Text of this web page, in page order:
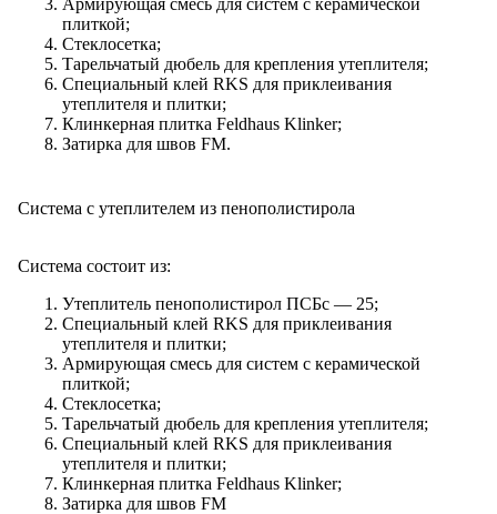
Армирующая смесь для систем с керамической
плиткой;
Стеклосетка;
Тарельчатый дюбель для крепления утеплителя;
Специальный клей RKS для приклеивания
утеплителя и плитки;
Клинкерная плитка Feldhaus Klinker;
Затирка для швов FM.
Система с утеплителем из пенополистирола
Система состоит из:
Утеплитель пенополистирол ПСБс — 25;
Специальный клей RKS для приклеивания
утеплителя и плитки;
Армирующая смесь для систем с керамической
плиткой;
Стеклосетка;
Тарельчатый дюбель для крепления утеплителя;
Специальный клей RKS для приклеивания
утеплителя и плитки;
Клинкерная плитка Feldhaus Klinker;
Затирка для швов FM